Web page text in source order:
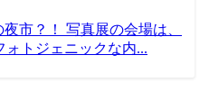
市？！ 写真展の会場は、
トジェニックな内...